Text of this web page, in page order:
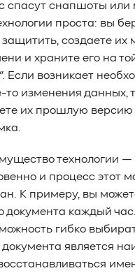
спасут снапшоты или
проста: вы
защитить, создаете их
и храните его на
Если возникает
то изменения данных,
их прошлую версию
технологии —
и процесс этот
К примеру, вы
документа каждый
гибко
является